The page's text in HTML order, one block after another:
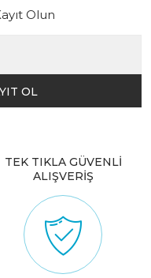
Olun
OL
TEK TIKLA GÜVENLİ
ALIŞVERİŞ